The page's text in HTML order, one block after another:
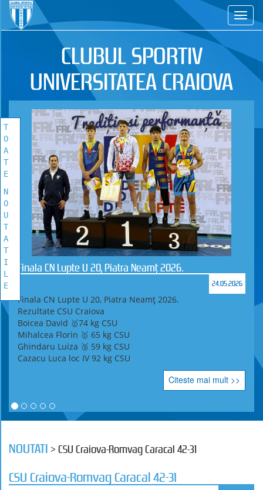
CS
CLUBUL SPORTIV
UNIVERSITATEA CRAIOVA
Finala CN Lupte U 20, Piatra Neamț 2026.
24.05.2026
Finala CN Lupte U 20, Piatra Neamț 2026.
Rezultate CSU Craiova
Boicea David 🥇74 kg CSU
Mihalcea Florin 🥇 65 kg CSU
Ghindaru Luiza 🥉 59 kg CSU
Cazacu Luca loc IV 92 kg CSU
Citeste mai mult >>
NOUTATI > CSU Craiova-Romvag Caracal 42-31
CSU Craiova-Romvag Caracal 42-31
TOATE
NOUTATILE
Vezi toate stirile!
T
O
A
T
E
N
O
U
T
A
T
I
L
E